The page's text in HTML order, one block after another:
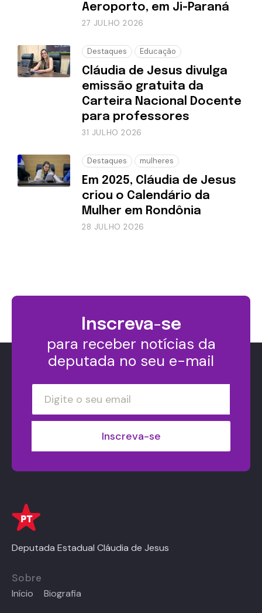
Aeroporto, em Ji-Paraná
27 JULHO 2026
Destaques Educação
Cláudia de Jesus divulga
emissão gratuita da
Carteira Nacional Docente
para professores
31 JULHO 2026
Destaques mulheres
Em 2025, Cláudia de Jesus
criou o Calendário da
Mulher em Rondônia
28 JULHO 2026
Inscreva-se
para receber notícias da
deputada no seu e-mail
Deputada Estadual Cláudia de Jesus
Sobre
Início Biografia